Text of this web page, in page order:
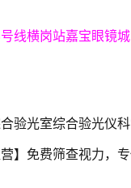
线横岗站嘉宝眼镜
验光室综合验光仪